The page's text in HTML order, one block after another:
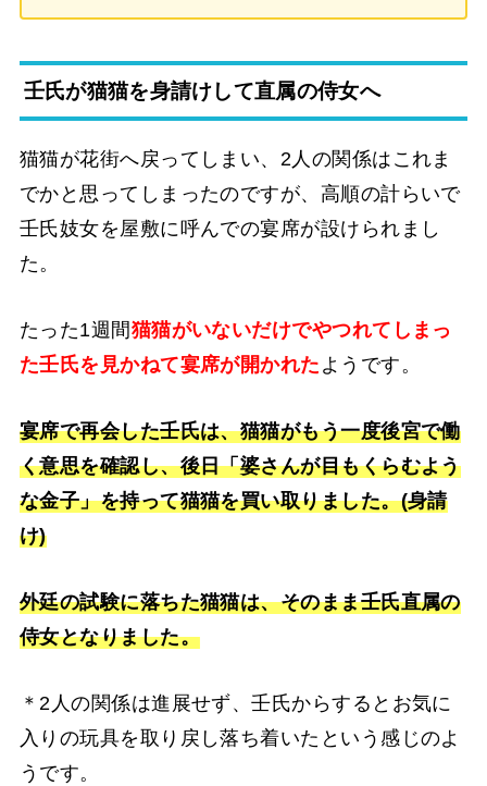
壬氏が猫猫を身請けして直属の侍女へ
猫猫が花街へ戻ってしまい、2人の関係はこれま
でかと思ってしまったのですが、高順の計らいで
壬氏妓女を屋敷に呼んでの宴席が設けられまし
た。
たった1週間猫猫がいないだけでやつれてしまっ
た壬氏を見かねて宴席が開かれた ようです。
宴席で再会した壬氏は、猫猫がもう一度後宮で働
く意思を確認し、後日「婆さんが目もくらむよう
な金子」を持って猫猫を買い取りました。(身請
け)
外廷の試験に落ちた猫猫は、そのまま壬氏直属の
侍女となりました。
＊2人の関係は進展せず、壬氏からするとお気に
入りの玩具を取り戻し落ち着いたという感じのよ
うです。